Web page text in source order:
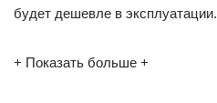
будет дешевле в эксплуатации.
+ Показать больше +